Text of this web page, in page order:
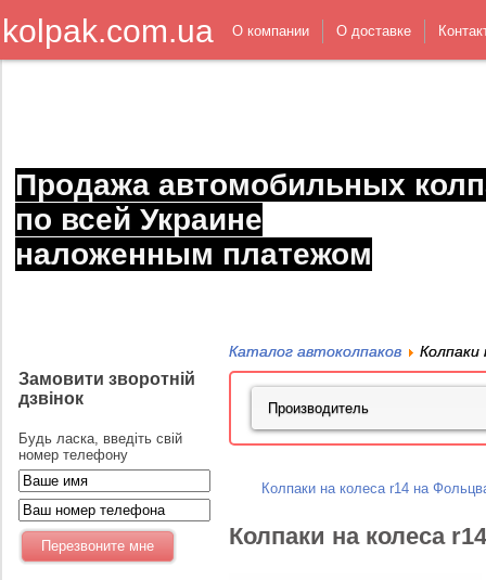
kolpak.com.ua О компании О доставке
Продажа автомобильных
по всей Украине
наложенным платежом
Замовити зворотній
дзвінок
Будь ласка, введіть свій
номер телефону
Каталог автоколпаков Колпаки
Колпаки на колеса r14 на
Колпаки на колеса